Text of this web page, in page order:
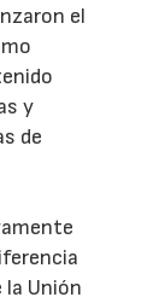
el
y
de
la Unión